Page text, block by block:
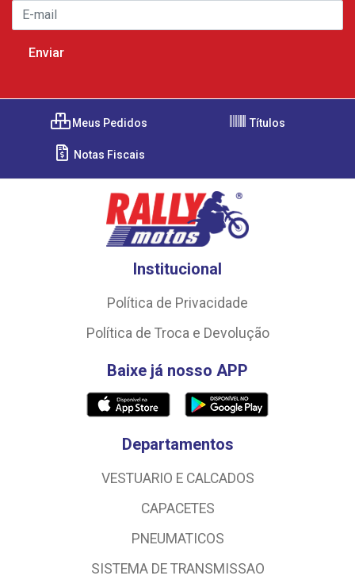
Meus Pedidos Títulos
Notas Fiscais
Institucional
Política de Privacidade
Política de Troca e Devolução
Baixe já nosso APP
Departamentos
VESTUARIO E CALCADOS
CAPACETES
PNEUMATICOS
SISTEMA DE TRANSMISSAO